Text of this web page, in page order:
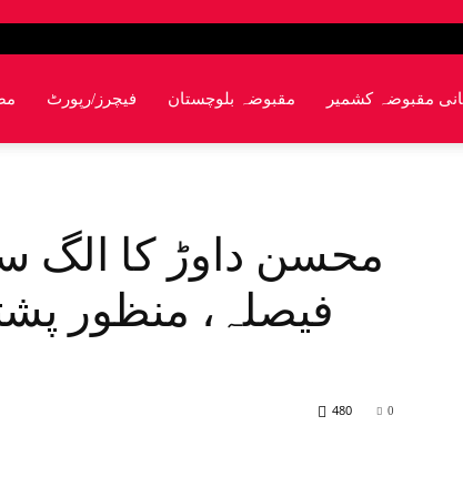
فیچرز/رپورٹ مقبوضہ بلوچستان مقبوضہ کشمیر
محسن داوڑ کا الگ
فیصلہ، منظور
0
480